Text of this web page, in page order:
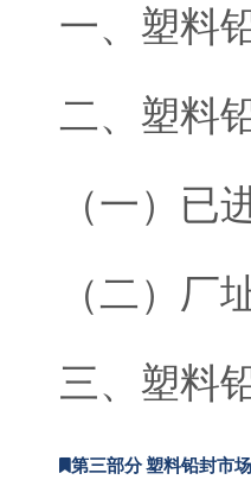
一、塑料
二、塑料
（一）
（二）厂
三、塑料
第三部分 塑料铅封市